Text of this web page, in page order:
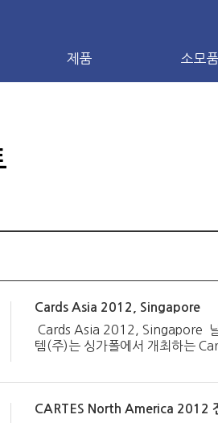
제품 소모품
Cards Asia 2012, Singapore
Cards Asia 2012, Singapore
템(주)는 싱가폴에서 개최하는
CARTES North America 2012